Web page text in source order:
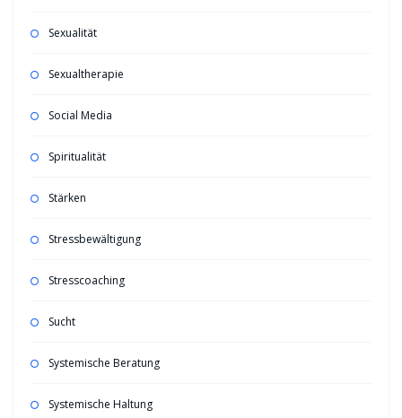
Sexualität
Sexualtherapie
Social Media
Spiritualität
Stärken
Stressbewältigung
Stresscoaching
Sucht
Systemische Beratung
Systemische Haltung